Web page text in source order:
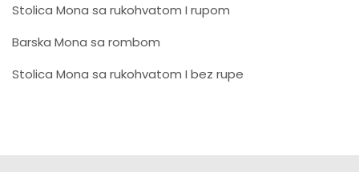
Stolica Mona sa rukohvatom I rupom
Barska Mona sa rombom
Stolica Mona sa rukohvatom I bez rupe